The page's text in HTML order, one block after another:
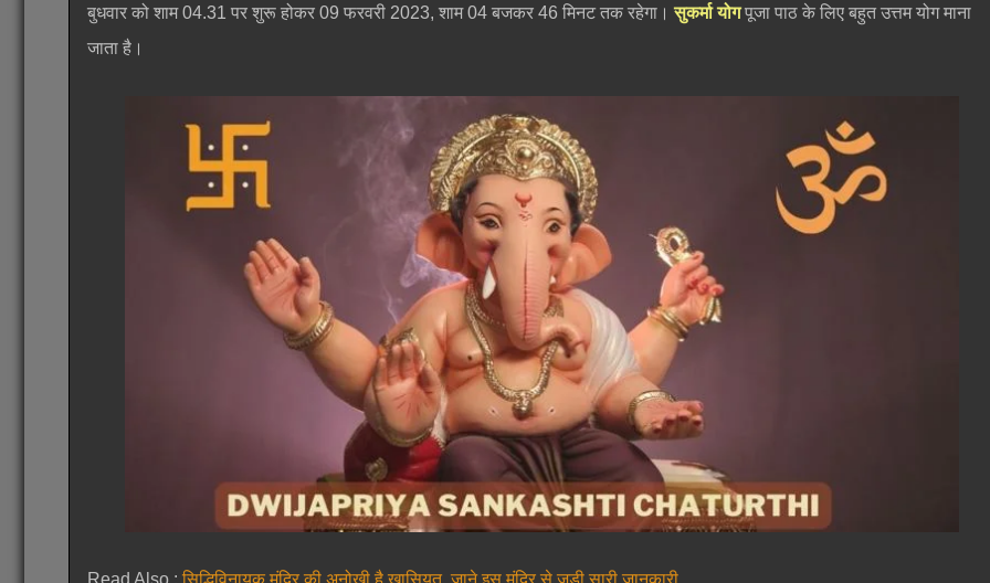
बुधवार को शाम 04.31 पर शुरू होकर 09 फरवरी 2023, शाम 04 बजकर 46 मिनट तक रहेगा।सुकर्मा योगपूजा पाठ के लिए बहुत उत्तम योग माना
जाता है।
Read Also :सिद्धिविनायक मंदिर की अनोखी है खासियत, जाने इस मंदिर से जुड़ी सारी जानकारी